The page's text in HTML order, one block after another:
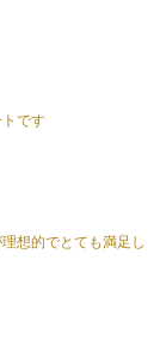
です
想的でとても満足し